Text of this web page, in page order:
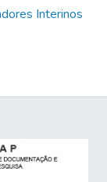
Interinos